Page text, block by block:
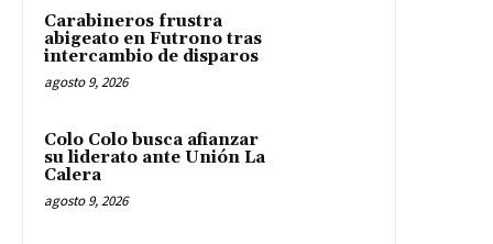
Carabineros frustra
abigeato en Futrono tras
intercambio de disparos
agosto 9, 2026
Colo Colo busca afianzar
su liderato ante Unión La
Calera
agosto 9, 2026